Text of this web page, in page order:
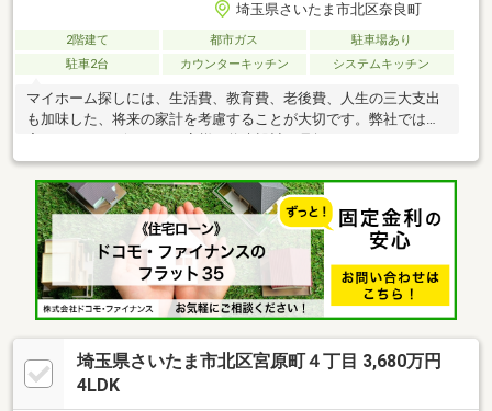
埼玉県さいたま市北区奈良町
2階建て 都市ガス
駐車場あり
駐車2台
カウンターキッチン システムキッチン
マイホーム探しには、生活費、教育費、老後費、人生の三大支出
も加味した、将来の家計を考慮することが大切です。弊社では住
ングを実施します。
埼玉県さいたま市北区宮原町４丁目 3,680万円
4LDK